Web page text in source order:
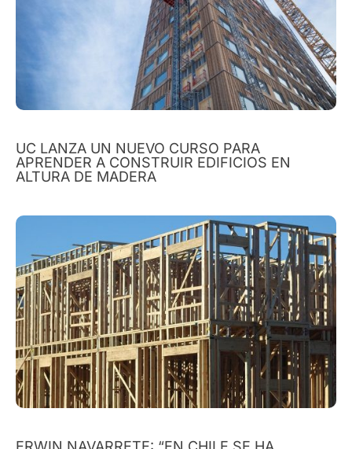
UC LANZA UN NUEVO CURSO PARA
APRENDER A CONSTRUIR EDIFICIOS EN
ALTURA DE MADERA